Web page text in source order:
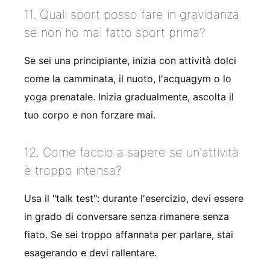
11. Quali sport posso fare in gravidanza
se non ho mai fatto sport prima?
Se sei una principiante, inizia con attività dolci
come la camminata, il nuoto, l'acquagym o lo
yoga prenatale. Inizia gradualmente, ascolta il
tuo corpo e non forzare mai.
12. Come faccio a sapere se un'attività
è troppo intensa?
Usa il "talk test": durante l'esercizio, devi essere
in grado di conversare senza rimanere senza
fiato. Se sei troppo affannata per parlare, stai
esagerando e devi rallentare.